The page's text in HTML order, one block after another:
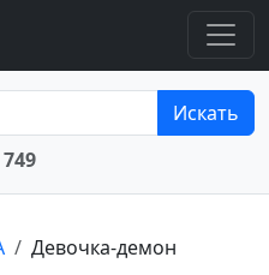
Искать
Девочка-демон